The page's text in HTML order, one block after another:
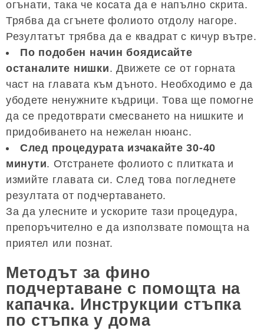
огънати, така че косата да е напълно скрита.
Трябва да сгънете фолиото отдолу нагоре.
Резултатът трябва да е квадрат с кичур вътре.
По подобен начин боядисайте
останалите нишки. Движете се от горната
част на главата към дъното. Необходимо е да
убодете ненужните къдрици. Това ще помогне
да се предотврати смесването на нишките и
придобиването на нежелан нюанс.
След процедурата изчакайте 30-40
минути. Отстранете фолиото с плитката и
измийте главата си. След това погледнете
резултата от подчертаването.
За да улесните и ускорите тази процедура,
препоръчително е да използвате помощта на
приятел или познат.
Методът за фино
подчертаване с помощта на
капачка. Инструкции стъпка
по стъпка у дома